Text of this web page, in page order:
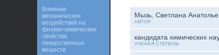
Мызь, Светлана
АВТОР
кандидата химических
УЧЕНАЯ СТЕПЕНЬ
Влияние
механических
воздействий на
физико-химические
свойства
лекарственных
веществ